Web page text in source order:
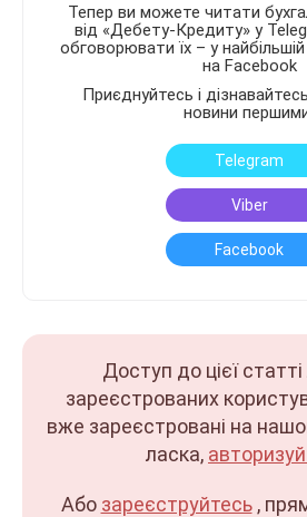
Тепер ви можете читати
від «Дебету-Кредиту» у
обговорювати їх – у найбільшій
на Facebook
Приєднуйтесь і
новини
Telegram
Viber
Facebook
Доступ до цієї
зареєстрованих
вже зареєстровані на
ласка,
Або зареєструйтесь,